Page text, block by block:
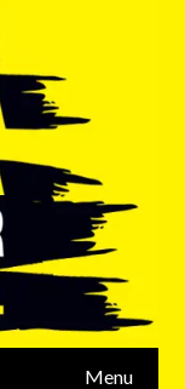
Menu